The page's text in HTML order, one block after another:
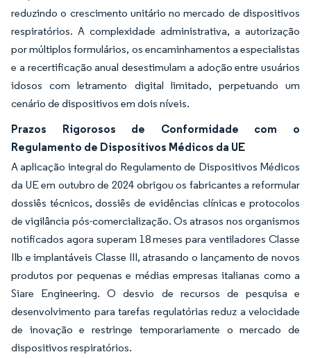
reduzindo o crescimento unitário no mercado de dispositivos
respiratórios. A complexidade administrativa, a autorização
por múltiplos formulários, os encaminhamentos a especialistas
e a recertificação anual desestimulam a adoção entre usuários
idosos com letramento digital limitado, perpetuando um
cenário de dispositivos em dois níveis.
Prazos Rigorosos de Conformidade com o
Regulamento de Dispositivos Médicos da UE
A aplicação integral do Regulamento de Dispositivos Médicos
da UE em outubro de 2024 obrigou os fabricantes a reformular
dossiês técnicos, dossiês de evidências clínicas e protocolos
de vigilância pós-comercialização. Os atrasos nos organismos
notificados agora superam 18 meses para ventiladores Classe
IIb e implantáveis Classe III, atrasando o lançamento de novos
produtos por pequenas e médias empresas italianas como a
Siare Engineering. O desvio de recursos de pesquisa e
desenvolvimento para tarefas regulatórias reduz a velocidade
de inovação e restringe temporariamente o mercado de
dispositivos respiratórios.